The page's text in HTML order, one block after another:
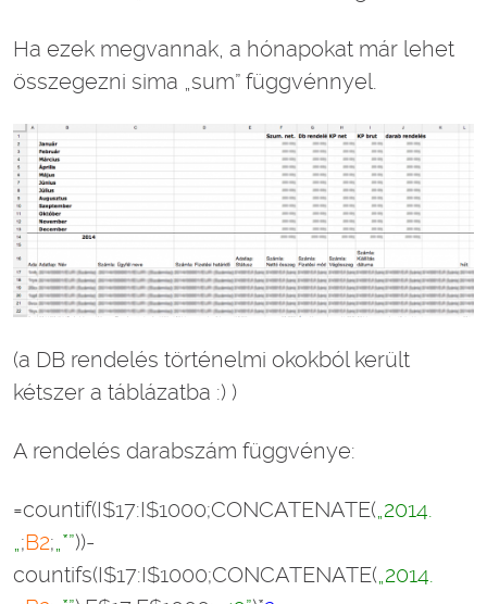
Ha ezek megvannak, a hónapokat már lehet
összegezni sima „sum” függvénnyel.
(a DB rendelés történelmi okokból került
kétszer a táblázatba :) )
A rendelés darabszám függvénye:
=countif(I$17:I$1000;CONCATENATE( „2014.
;B2; „*”))-
countifs(I$17:I$1000;CONCATENATE( „2014.